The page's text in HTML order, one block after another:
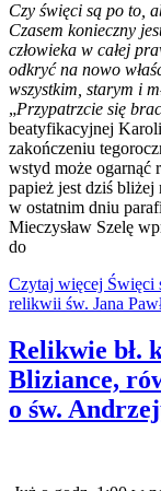
Czy święci są po to,
Czasem konieczny
człowieka w całej
odkryć na nowo
wszystkim, starym i
„Przypatrzcie się
beatyfikacyjnej
zakończeniu
wstyd może ogarnąć
papież jest dziś
w ostatnim dniu
Mieczysław Szelę
do
Czytaj więcej Święci
relikwii św. Jana
Relikwie bł.
Bliziance,
o św.